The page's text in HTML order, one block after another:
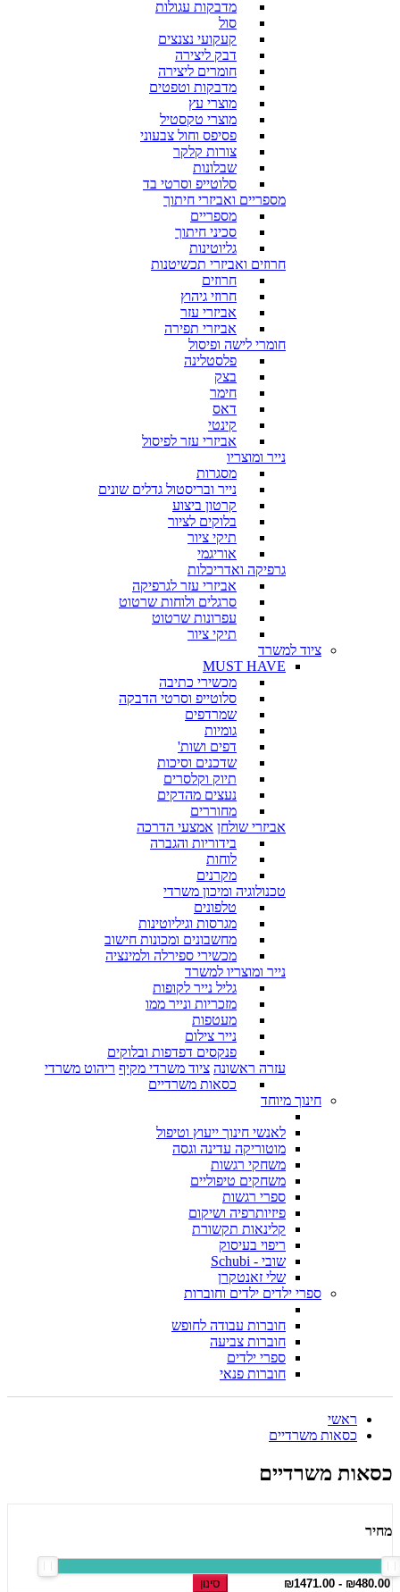
מדבקות עגולות
סול
קעקועי נצנצים
דבק ליצירה
חומרים ליצירה
מדבקות וטפטים
מוצרי עץ
מוצרי טקסטיל
פסיפס וחול צבעוני
צורות קלקר
שבלונות
סלוטייפ וסרטי בד
מספריים ואביזרי חיתוך
מספריים
סכיני חיתוך
גליוטינות
חרוזים ואביזרי תכשיטנות
חרוזים
חרוזי גיהוץ
אביזרי עזר
אביזרי תפירה
חומרי לישה ופיסול
פלסטלינה
בצק
חימר
דאס
קינטי
אביזרי עזר לפיסול
נייר ומוצריו
מסגרות
נייר ובריסטול גדלים שונים
קרטון ביצוע
בלוקים לציור
תיקי ציור
אוריגמי
גרפיקה ואדריכלות
אביזרי עזר לגרפיקה
סרגלים ולוחות שרטוט
עפרונות שרטוט
תיקי ציור
ציוד למשרד
MUST HAVE
מכשירי כתיבה
סלוטייפ וסרטי הדבקה
שמרדפים
גומיות
דפים ושות'
שדכנים וסיכות
תיוק וקלסרים
נעצים מהדקים
מחוררים
אביזרי שולחן אמצעי הדרכה
בידוריות והגברה
לוחות
מקרנים
טכנולוגיה ומיכון משרדי
טלפונים
מגרסות וגיליוטינות
מחשבונים ומכונות חישוב
מכשירי ספירלה ולמינציה
נייר ומוצריו למשרד
גליל נייר לקופות
מזכריות ונייר ממו
מעטפות
נייר צילום
פנקסים דפדפות ובלוקים
עזרה ראשונה ציוד משרדי מקיף ריהוט משרדי
כסאות משרדיים
חינוך מיוחד
לאנשי חינוך ייעוץ וטיפול
מוטוריקה עדינה וגסה
משחקי רגשות
משחקים טיפוליים
ספרי רגשות
פיזיותרפיה ושיקום
קלינאות תקשורת
ריפוי בעיסוק
שובי - Schubi
שלי זאנטקרן
ספרי ילדים ילדים וחוברות
חוברות עבודה לחופש
חוברות צביעה
ספרי ילדים
חוברות פנאי
ראשי
כסאות משרדיים
כסאות משרדיים
מחיר
סינון